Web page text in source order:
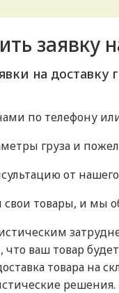
заявку
на доставку
по телефону
груза и
от
свои товары, и мы
ваш товар
товара на
решения.